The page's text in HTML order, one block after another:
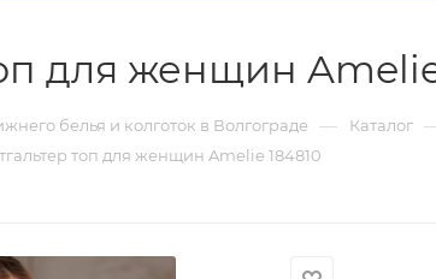
для женщин
белья и колготок в Волгограде — Каталог
топ для женщин Amelie 184810